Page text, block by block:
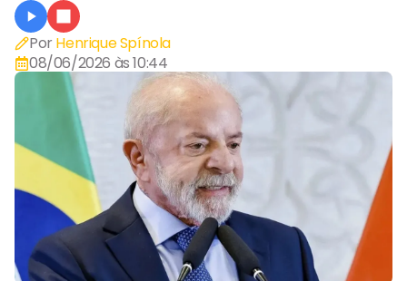
Por Henrique Spínola
08/06/2026 às 10:44